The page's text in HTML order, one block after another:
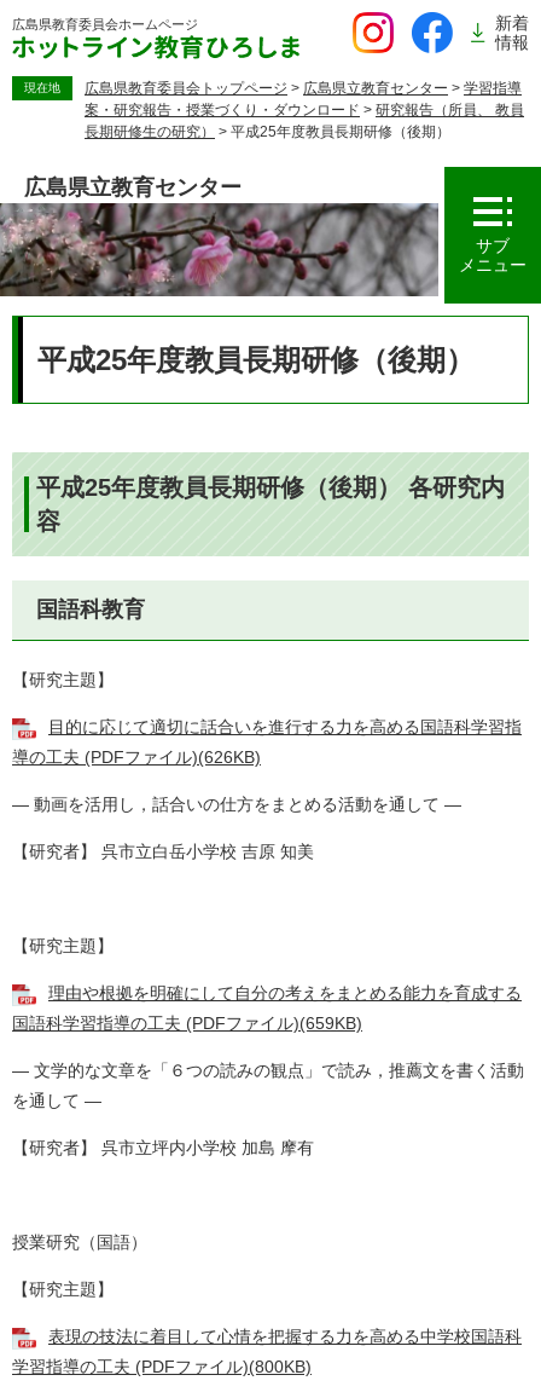
ー
す。
広島県教育委員会ホームページ
新着
情報
現在地 広島県教育委員会トップページ > 広島県立教育センター > 学習指導
案・研究報告・授業づくり・ダウンロード > 研究報告（所員、 教員
長期研修生の研究）
> 平成25年度教員長期研修（後期）
広島県立教育センター
サブ
メニュー
平成25年度教員長期研修（後期）
平成25年度教員長期研修（後期） 各研究内
容
国語科教育
【研究主題】
目的に応じて適切に話合いを進行する力を高める国語科学習指
導の工夫 (PDFファイル)(626KB)
― 動画を活用し，話合いの仕方をまとめる活動を通して ―
【研究者】 呉市立白岳小学校 吉原 知美
【研究主題】
理由や根拠を明確にして自分の考えをまとめる能力を育成する
国語科学習指導の工夫 (PDFファイル)(659KB)
― 文学的な文章を「６つの読みの観点」で読み，推薦文を書く活動
を通して ―
【研究者】 呉市立坪内小学校 加島 摩有
授業研究（国語）
【研究主題】
表現の技法に着目して心情を把握する力を高める中学校国語科
学習指導の工夫 (PDFファイル)(800KB)